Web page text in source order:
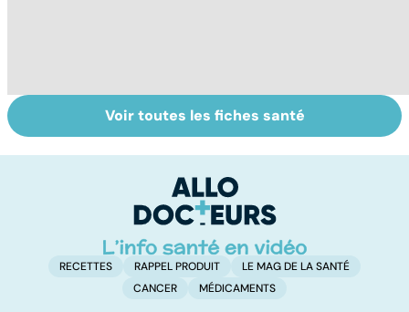
La tuberculose
pulmonaire
Le magnésium,
un oligo-élément
Voir toutes les fiches santé
RECETTES RAPPEL PRODUIT
LE MAG DE LA SANTÉ
CANCER
MÉDICAMENTS